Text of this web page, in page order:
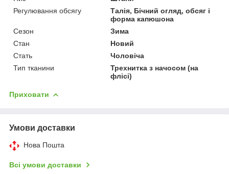
Регулювання обсягу
Талія, Бічний огляд, обсяг і
форма капюшона
Сезон
Зима
Стан
Новий
Стать
Чоловіча
Тип тканини
Трехнитка з начосом (на
флісі)
Приховати
Умови доставки
Нова Пошта
Всі умови доставки